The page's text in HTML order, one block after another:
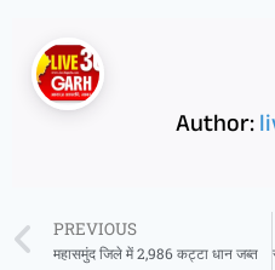
Author:
PREVIOUS
महासमुंद जिले में 2,986 कट्टा धान जब्त